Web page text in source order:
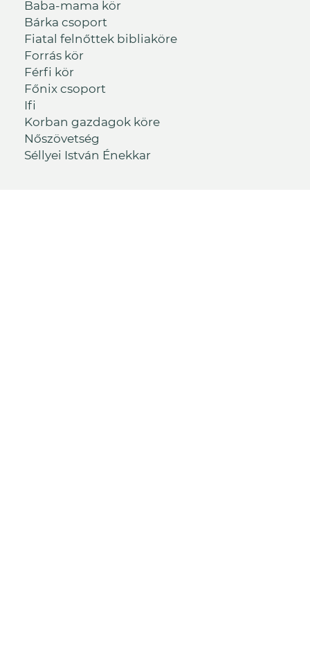
Baba-mama kör
Bárka csoport
Fiatal felnőttek bibliaköre
Forrás kör
Férfi kör
Főnix csoport
Ifi
Korban gazdagok köre
Nőszövetség
Séllyei István Énekkar